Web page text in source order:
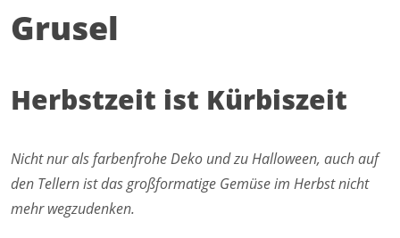
Convotherm
Delfield
Lincoln
Multiplex
Crystal Tips
Wmaxx
Grusel
Herbstzeit ist Kürbiszeit
Nicht nur als farbenfrohe Deko und zu Halloween, auch auf
den Tellern ist das großformatige Gemüse im Herbst nicht
mehr wegzudenken.